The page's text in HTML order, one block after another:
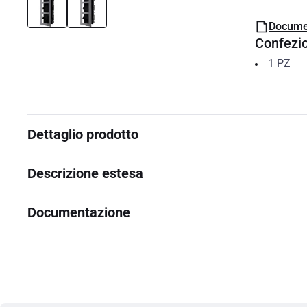
1 PZ
Dettaglio prodotto
Descrizione estesa
Documentazione